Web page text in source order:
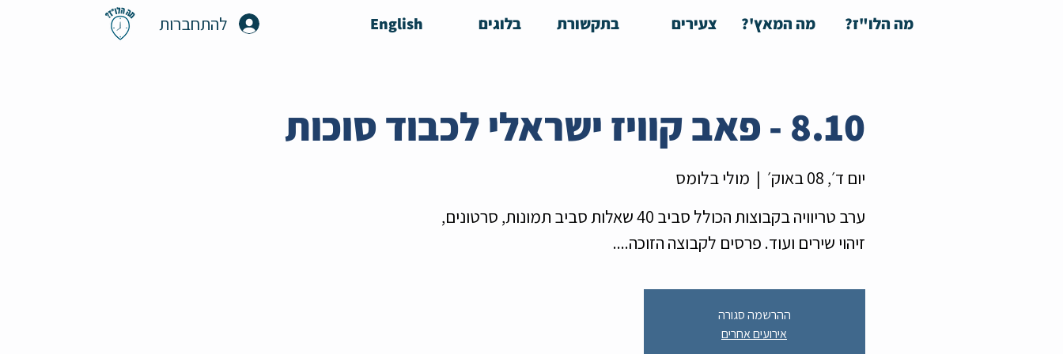
מה הלו"ז? מה המאץ'? צעירים בתקשורת בלוגים English להתחברות
8.10 - פאב קוויז ישראלי לכבוד סוכות
יום ד׳, 08 באוק׳
  |
מולי בלומס
ערב טריוויה בקבוצות הכולל סביב 40 שאלות סביב תמונות, סרטונים,
זיהוי שירים ועוד. פרסים לקבוצה הזוכה....
ההרשמה סגורה
אירועים אחרים